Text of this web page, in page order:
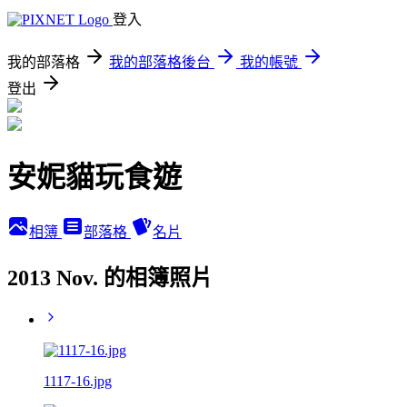
登入
我的部落格 我的部落格後台
我的帳號
登出
安妮貓玩食遊
相簿 部落格 名片
2013 Nov. 的相簿照片
1117-16.jpg